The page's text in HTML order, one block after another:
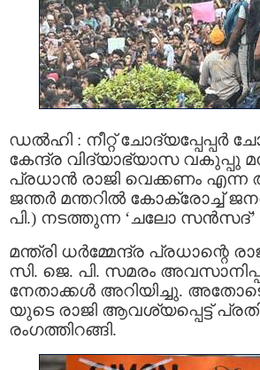
ഡല്‍ഹി : നീറ്റ് ചോദ്യപ്പേപ്പര്‍
കേന്ദ്ര വിദ്യാഭ്യാസ വകുപ്പു
പ്രധാൻ രാജി വെക്കണം എന്ന
ജന്തർ മന്തറിൽ കോക്രോച്ച്
പി.) നടത്തുന്ന ‘ചലോ സൻസദ്’
മന്ത്രി ധര്‍മ്മേന്ദ്ര പ്രധാന്റെ
സി. ജെ. പി. സമരം
നേതാക്കൾ അറിയിച്ചു.
യുടെ രാജി ആവശ്യപ്പെട്ട്
രംഗത്തിറങ്ങി.